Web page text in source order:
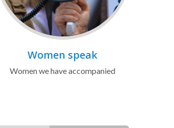
Women speak
Women we have accompanied